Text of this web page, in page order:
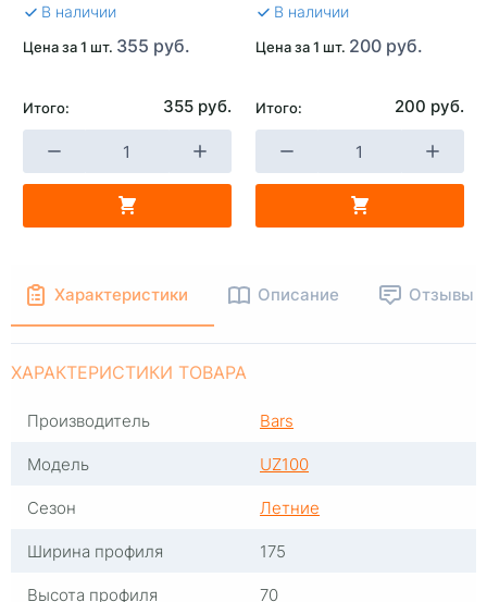
В наличии
Цена за 1 шт. 355 руб.
Итого: 355 руб.
В наличии
Цена за 1 шт. 200 руб.
Итого: 200 руб.
-
Характеристики Описание Отзывы
ХАРАКТЕРИСТИКИ ТОВАРА
Производитель
Bars
Модель
UZ100
Сезон
Летние
Ширина профиля
175
Высота профиля
70